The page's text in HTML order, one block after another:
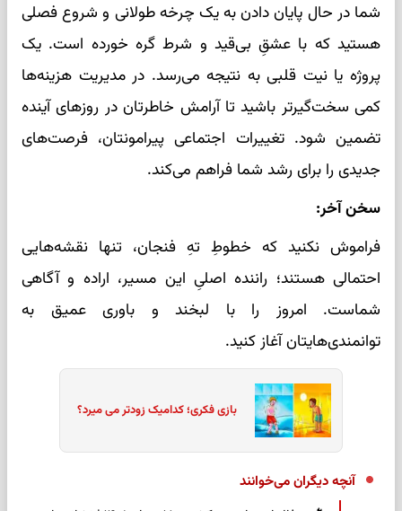
شما در حال پایان دادن به یک چرخه طولانی و شروع فصلی
هستید که با عشقِ بی‌قید و شرط گره خورده است. یک
پروژه یا نیت قلبی به نتیجه می‌رسد. در مدیریت هزینه‌ها
کمی سخت‌گیرتر باشید تا آرامش خاطرتان در روزهای آینده
تضمین شود. تغییرات اجتماعی پیرامونتان، فرصت‌های
جدیدی را برای رشد شما فراهم می‌کند.
سخن آخر:
فراموش نکنید که خطوطِ تهِ فنجان، تنها نقشه‌هایی
احتمالی هستند؛ راننده اصلیِ این مسیر، اراده و آگاهی
شماست. امروز را با لبخند و باوری عمیق به
توانمندی‌هایتان آغاز کنید.
بازی فکری؛ کدامیک زودتر می میرد؟
آنچه دیگران می‌خوانند